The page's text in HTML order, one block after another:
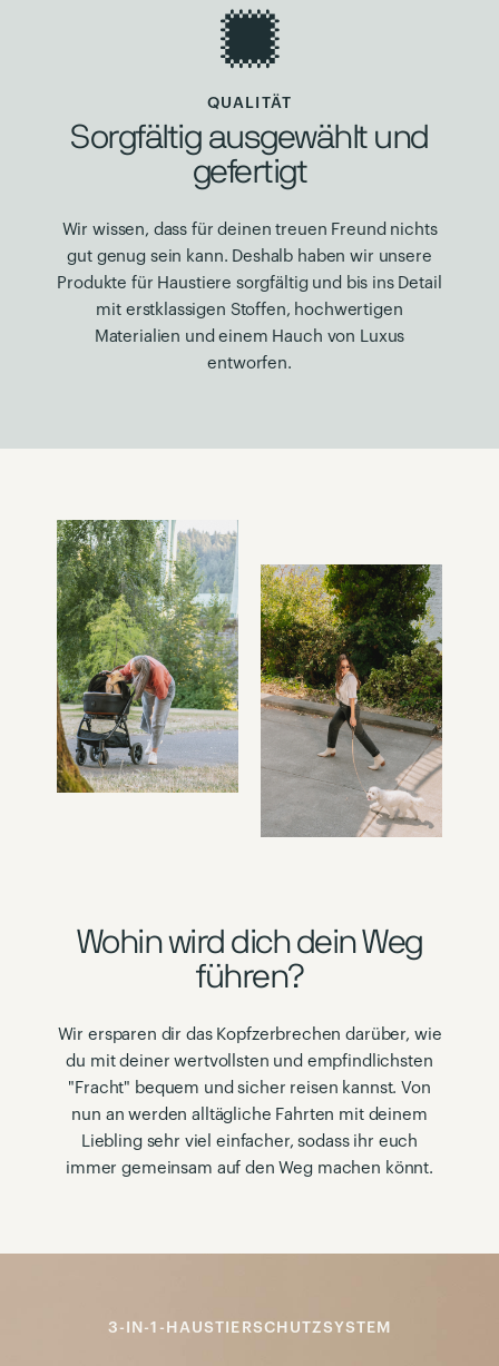
QUALITÄT
Sorgfältig ausgewählt und
gefertigt
Wir wissen, dass für deinen treuen Freund nichts
gut genug sein kann. Deshalb haben wir unsere
Produkte für Haustiere sorgfältig und bis ins Detail
mit erstklassigen Stoffen, hochwertigen
Materialien und einem Hauch von Luxus
entworfen.
Wohin wird dich dein Weg
führen?
Wir ersparen dir das Kopfzerbrechen darüber, wie
du mit deiner wertvollsten und empfindlichsten
"Fracht" bequem und sicher reisen kannst. Von
nun an werden alltägliche Fahrten mit deinem
Liebling sehr viel einfacher, sodass ihr euch
immer gemeinsam auf den Weg machen könnt.
3-IN-1-HAUSTIERSCHUTZSYSTEM